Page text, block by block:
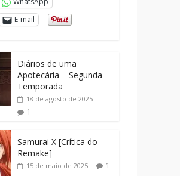
E-mail
Diários de uma
Apotecária – Segunda
Temporada
18 de agosto de 2025
1
Samurai X [Crítica do
Remake]
15 de maio de 2025 1